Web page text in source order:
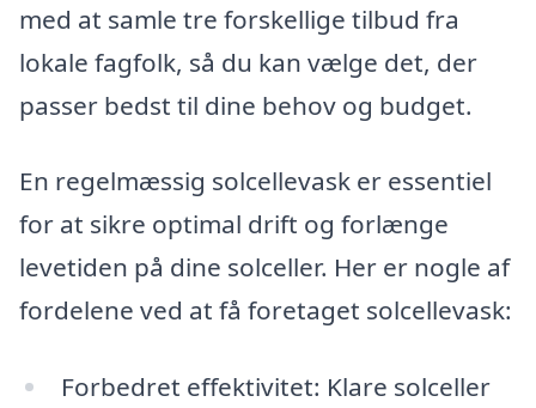
med at samle tre forskellige tilbud fra
lokale fagfolk, så du kan vælge det, der
passer bedst til dine behov og budget.
En regelmæssig solcellevask er essentiel
for at sikre optimal drift og forlænge
levetiden på dine solceller. Her er nogle af
fordelene ved at få foretaget solcellevask:
Forbedret effektivitet: Klare solceller